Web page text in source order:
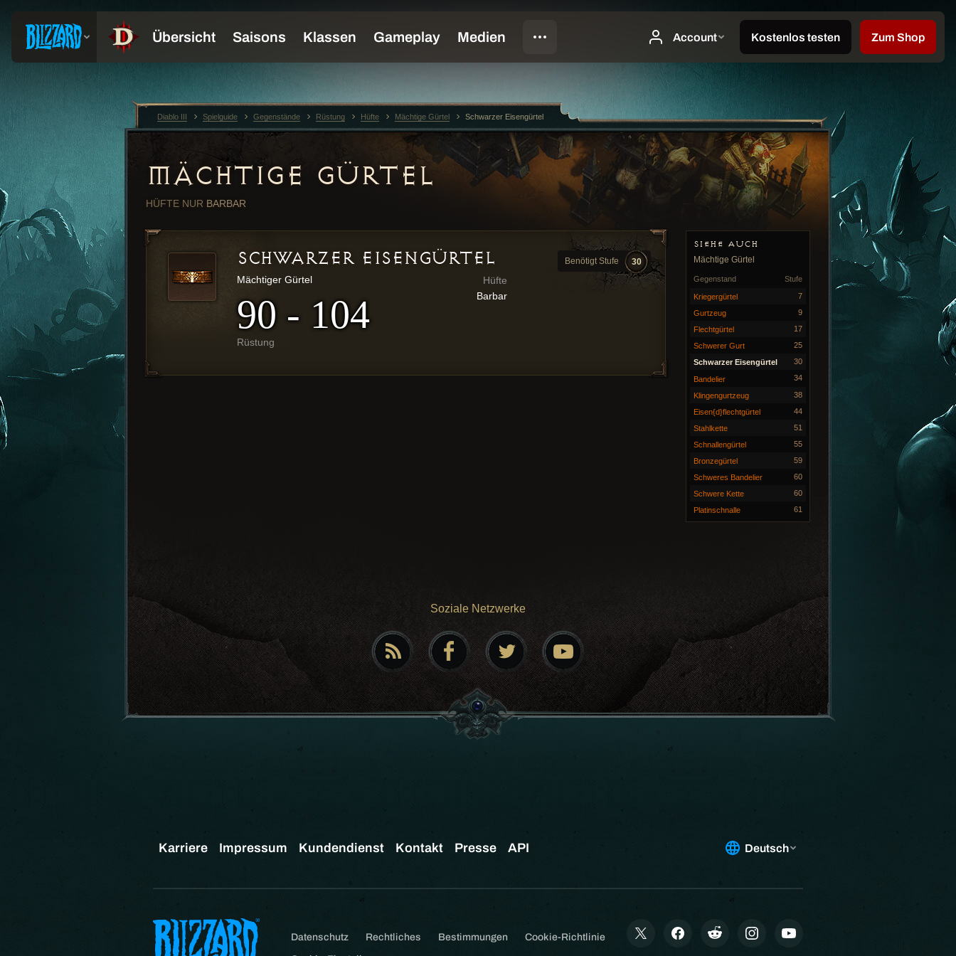
MÄCHTIGE GÜRTEL
HÜFTE NUR BARBAR
SIEHE AUCH
Mächtige Gürtel
Stufe
Gegenstand
Kriegergürtel 7
Gurtzeug 9
Flechtgürtel 17
Schwerer Gurt 25
Schwarzer Eisengürtel 30
Bandelier 34
Klingengurtzeug 38
Eisen{d}flechtgürtel 44
Stahlkette 51
Schnallengürtel 55
Bronzegürtel 59
Schweres Bandelier 60
Schwere Kette 60
Platinschnalle 61
Benötigt Stufe 30
SCHWARZER EISENGÜRTEL
Hüfte
Barbar
Mächtiger Gürtel
90 - 104
Rüstung
Soziale Netzwerke
Diablo III Spielguide Gegenstände Rüstung Hüfte Mächtige Gürtel Schwarzer Eisengürtel